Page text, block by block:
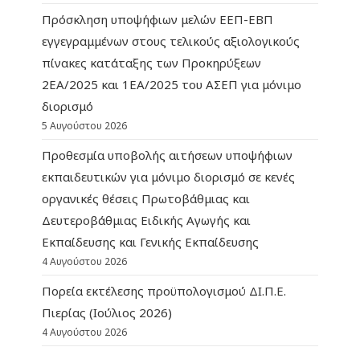
Πρόσκληση υποψήφιων μελών ΕΕΠ-ΕΒΠ
εγγεγραμμένων στους τελικούς αξιολογικούς
πίνακες κατάταξης των Προκηρύξεων
2ΕΑ/2025 και 1ΕΑ/2025 του ΑΣΕΠ για μόνιμο
διορισμό
5 Αυγούστου 2026
Προθεσμία υποβολής αιτήσεων υποψήφιων
εκπαιδευτικών για μόνιμο διορισμό σε κενές
οργανικές θέσεις Πρωτοβάθμιας και
Δευτεροβάθμιας Ειδικής Αγωγής και
Εκπαίδευσης και Γενικής Εκπαίδευσης
4 Αυγούστου 2026
Πορεία εκτέλεσης προϋπολογισμού ΔΙ.Π.Ε.
Πιερίας (Ιούλιος 2026)
4 Αυγούστου 2026